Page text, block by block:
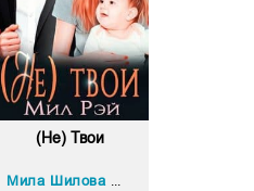
(Не) Твои
Мила Шилова МИЛ РЭЙ